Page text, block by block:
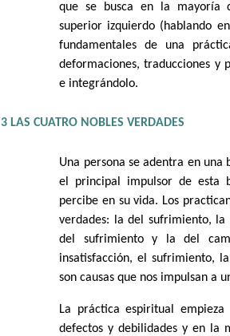
que se busca en la mayoría
superior izquierdo (hablando
fundamentales de una
deformaciones, traducciones y
e integrándolo.
3 LAS CUATRO NOBLES VERDADES
Una persona se adentra en
el principal impulsor de esta
percibe en su vida. Los
verdades: la del sufrimiento,
del sufrimiento y la del
insatisfacción, el sufrimiento,
son causas que nos impulsan a
La práctica espiritual
defectos y debilidades y en la